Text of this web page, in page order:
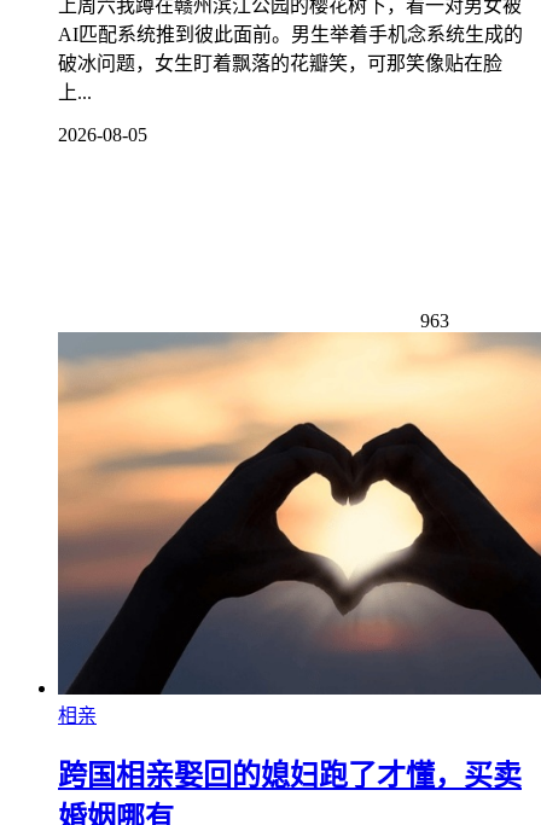
上周六我蹲在赣州滨江公园的樱花树下，看一对男女被
AI匹配系统推到彼此面前。男生举着手机念系统生成的
破冰问题，女生盯着飘落的花瓣笑，可那笑像贴在脸
上...
2026-08-05
963
相亲
跨国相亲娶回的媳妇跑了才懂，买卖
婚姻哪有